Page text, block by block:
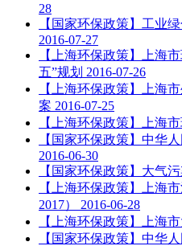
28
【国家环保政策】工业
2016-07-27
【上海环保政策】上海
五”规划 2016-07-26
【上海环保政策】上海
案 2016-07-25
【上海环保政策】上海
【国家环保政策】中华
2016-06-30
【国家环保政策】大气
【上海环保政策】上海
2017）
2016-06-28
【上海环保政策】上海
【国家环保政策】中华